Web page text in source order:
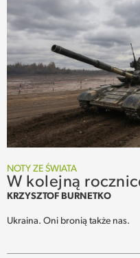
NOTY ZE ŚWIATA
W kolejną
KRZYSZTOF BURNETKO
Ukraina. Oni bronią także nas.